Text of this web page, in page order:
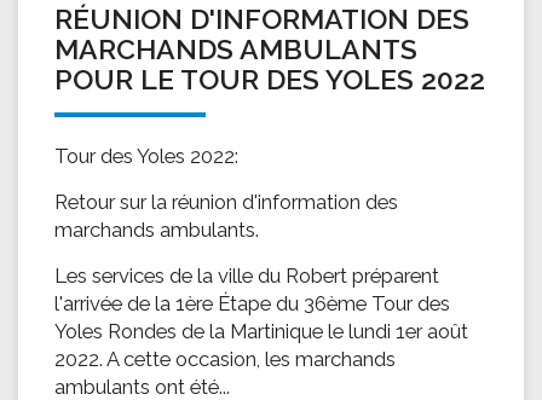
RÉUNION D'INFORMATION DES
MARCHANDS AMBULANTS
POUR LE TOUR DES YOLES 2022
Tour des Yoles 2022:
Retour sur la réunion d'information des
marchands ambulants.
Les services de la ville du Robert préparent
l'arrivée de la 1ère Étape du 36ème Tour des
Yoles Rondes de la Martinique le lundi 1er août
2022. A cette occasion, les marchands
ambulants ont été...